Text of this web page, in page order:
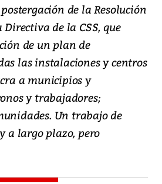
de la Resolución
de la CSS, que
de un plan de
las instalaciones y centros
a municipios y
y trabajadores;
Un trabajo de
a largo plazo, pero